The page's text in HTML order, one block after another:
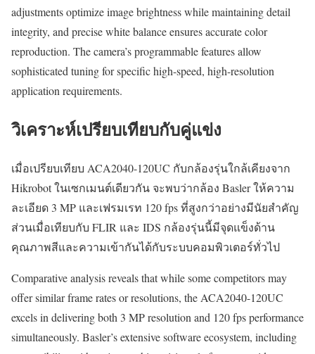
adjustments optimize image brightness while maintaining detail
integrity, and precise white balance ensures accurate color
reproduction. The camera’s programmable features allow
sophisticated tuning for specific high-speed, high-resolution
application requirements.
วิเคราะห์เปรียบเทียบกับคู่แข่ง
เมื่อเปรียบเทียบ ACA2040-120UC กับกล้องรุ่นใกล้เคียงจาก
Hikrobot ในเซกเมนต์เดียวกัน จะพบว่ากล้อง Basler ให้ความ
ละเอียด 3 MP และเฟรมเรท 120 fps ที่สูงกว่าอย่างมีนัยสำคัญ
ส่วนเมื่อเทียบกับ FLIR และ IDS กล้องรุ่นนี้มีจุดแข็งด้าน
คุณภาพสีและความเข้ากันได้กับระบบคอมพิวเตอร์ทั่วไป
Comparative analysis reveals that while some competitors may
offer similar frame rates or resolutions, the ACA2040-120UC
excels in delivering both 3 MP resolution and 120 fps performance
simultaneously. Basler’s extensive software ecosystem, including